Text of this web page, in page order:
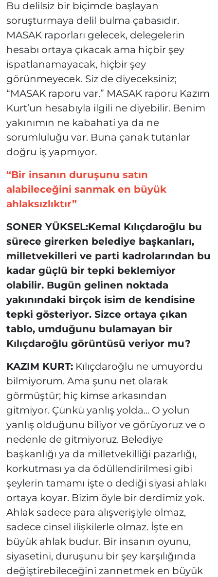
Bu delilsiz bir biçimde başlayan
soruşturmaya delil bulma çabasıdır.
MASAK raporları gelecek, delegelerin
hesabı ortaya çıkacak ama hiçbir şey
ispatlanamayacak, hiçbir şey
görünmeyecek. Siz de diyeceksiniz;
“MASAK raporu var.” MASAK raporu Kazım
Kurt’un hesabıyla ilgili ne diyebilir. Benim
yakınımın ne kabahati ya da ne
sorumluluğu var. Buna çanak tutanlar
doğru iş yapmıyor.
“Bir insanın duruşunu satın
alabileceğini sanmak en büyük
ahlaksızlıktır”
SONER YÜKSEL:Kemal Kılıçdaroğlu bu
sürece girerken belediye başkanları,
milletvekilleri ve parti kadrolarından bu
kadar güçlü bir tepki beklemiyor
olabilir. Bugün gelinen noktada
yakınındaki birçok isim de kendisine
tepki gösteriyor. Sizce ortaya çıkan
tablo, umduğunu bulamayan bir
Kılıçdaroğlu görüntüsü veriyor mu?
KAZIM KURT:Kılıçdaroğlu ne umuyordu
bilmiyorum. Ama şunu net olarak
görmüştür; hiç kimse arkasından
gitmiyor. Çünkü yanlış yolda... O yolun
yanlış olduğunu biliyor ve görüyoruz ve o
nedenle de gitmiyoruz. Belediye
başkanlığı ya da milletvekilliği pazarlığı,
korkutması ya da ödüllendirilmesi gibi
şeylerin tamamı işte o dediği siyasi ahlakı
ortaya koyar. Bizim öyle bir derdimiz yok.
Ahlak sadece para alışverişiyle olmaz,
sadece cinsel ilişkilerle olmaz. İşte en
büyük ahlak budur. Bir insanın oyunu,
siyasetini, duruşunu bir şey karşılığında
değiştirebileceğini zannetmek en büyük